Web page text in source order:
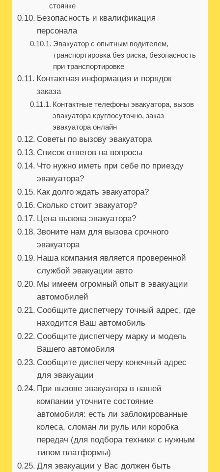
стоянке
Безопасность и квалификация
персонала
Эвакуатор с опытным водителем,
транспортировка без риска, безопасность
при транспортировке
Контактная информация и порядок
заказа
Контактные телефоны эвакуатора, вызов
эвакуатора круглосуточно, заказ
эвакуатора онлайн
Советы по вызову эвакуатора
Список ответов на вопросы
Что нужно иметь при себе по приезду
эвакуатора?
Как долго ждать эвакуатора?
Сколько стоит эвакуатор?
Цена вызова эвакуатора?
Звоните нам для вызова срочного
эвакуатора
Наша компания является проверенной
службой эвакуации авто
Мы имеем огромный опыт в эвакуации
автомобилей
Сообщите диспетчеру точный адрес, где
находится Ваш автомобиль
Сообщите диспетчеру марку и модель
Вашего автомобиля
Сообщите диспетчеру конечный адрес
для эвакуации
При вызове эвакуатора в нашей
компании уточните состояние
автомобиля: есть ли заблокированные
колеса, сломан ли руль или коробка
передач (для подбора техники с нужным
типом платформы)
Для эвакуации у Вас должен быть